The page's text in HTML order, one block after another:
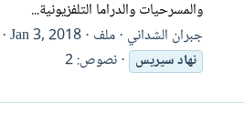
والمسرحيات والدراما التلفزيونية...
جبران الشداني ملف Jan 3, 2018
نهادسيريس نصوص: 2